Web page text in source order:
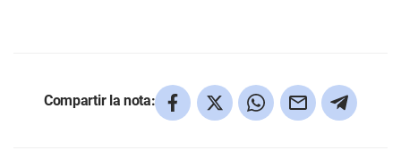
Compartir la nota: